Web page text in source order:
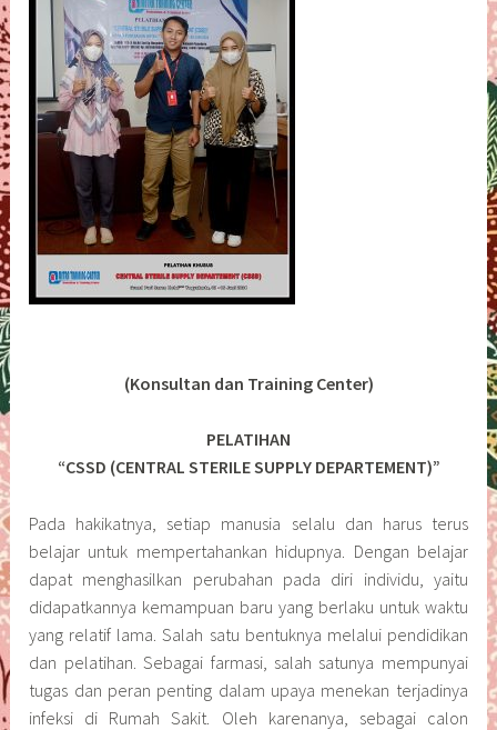
(Konsultan dan Training Center)
PELATIHAN
“CSSD (CENTRAL STERILE SUPPLY DEPARTEMENT)”
Pada hakikatnya, setiap manusia selalu dan harus terus
belajar untuk mempertahankan hidupnya. Dengan belajar
dapat menghasilkan perubahan pada diri individu, yaitu
didapatkannya kemampuan baru yang berlaku untuk waktu
yang relatif lama. Salah satu bentuknya melalui pendidikan
dan pelatihan. Sebagai farmasi, salah satunya mempunyai
tugas dan peran penting dalam upaya menekan terjadinya
infeksi di Rumah Sakit. Oleh karenanya, sebagai calon